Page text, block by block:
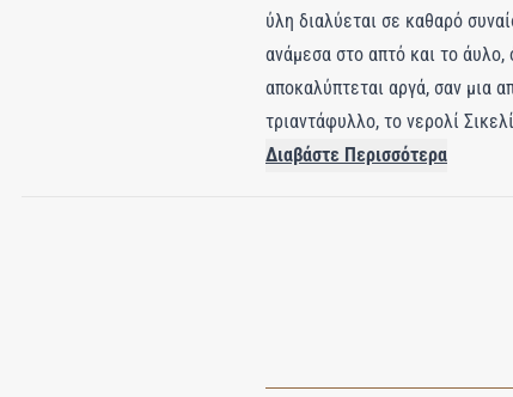
ύλη διαλύεται σε καθαρό
ανάμεσα στο απτό και το
αποκαλύπτεται αργά, σαν μια
τριαντάφυλλο, το νερολί
μαύρο πιπέρι Χιλής,
κοιλάδας, μανόλια Απουλίας,
αφρικανικό έβενο,
Διαβάστε Περισσότερα